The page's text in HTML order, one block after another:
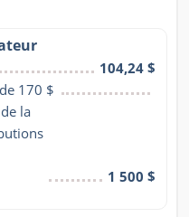
104,24 $
170 $
la
1 500 $